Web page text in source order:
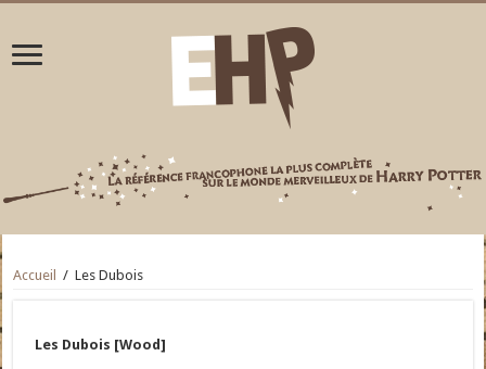
Accueil / Les Dubois
Les Dubois [Wood]